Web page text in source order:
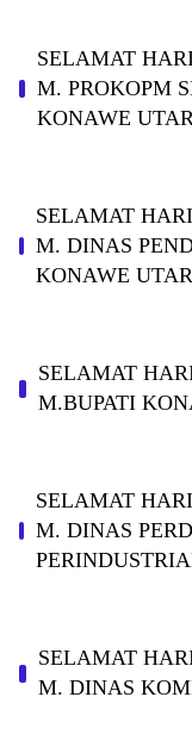
SELAMAT
M. PROKOPM
KONAWE
SELAMAT
M. DINAS
KONAWE
SELAMAT
M.BUPATI
SELAMAT
M. DINAS
SELAMAT
M. DINAS